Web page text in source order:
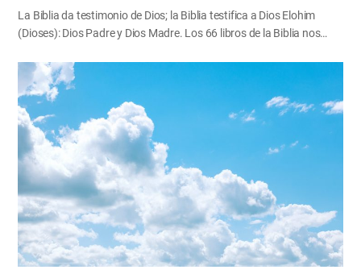
La Biblia da testimonio de Dios; la Biblia testifica a Dios Elohim
(Dioses): Dios Padre y Dios Madre. Los 66 libros de la Biblia nos
también de la verdad de Dios Madre, a través de la relación entre
Adán y Eva, la historia de la familia de Abraham, la profecía de la
nueva Jerusalén, etc. Conocer a Cristo como Padre y Madre es el
misterio más grande de la Biblia. El dios de este siglo (Satanás) ha
cegado la mente de las personas, para que no les resplandezca la
luz del evangelio de la gloria de Cristo (2 Co. 4:4). Solo los redimidos
por la sangre de Cristo pueden…